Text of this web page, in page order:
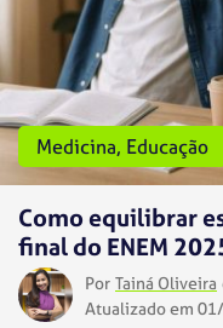
Medicina, Educação
Como equilibrar
final do ENEM
Por Tainá Oliveira
Atualizado em